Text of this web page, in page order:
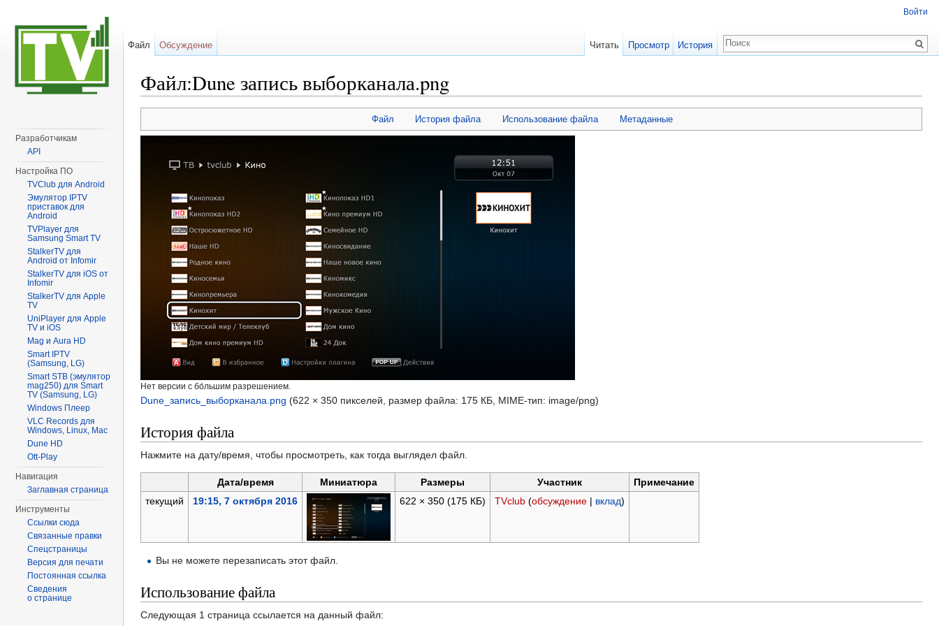
Файл:Dune запись выборканала.png
Файл История файла Использование файла Метаданные
Нет версии с бо́льшим разрешением.
Dune_запись_выборканала.png (622 × 350 пикселей, размер файла: 175 КБ, MIME-тип: image/png)
История файла
Нажмите на дату/время, чтобы просмотреть, как тогда выглядел файл.
Дата/время Миниатюра Размеры Участник
Примечание
текущий
19:15, 7 октября 2016 622 × 350 (175 КБ) TVclub (обсуждение| вклад)
Вы не можете перезаписать этот файл.
Использование файла
Следующая 1 страница ссылается на данный файл:
Войти
Файл Обсуждение Читать Просмотр История
Разработчикам
API
Настройка ПО
TVClub для Android
Эмулятор IPTV
приставок для
Android
TVPlayer для
Samsung Smart TV
StalkerTV для
Android от Infomir
StalkerTV для iOS от
Infomir
StalkerTV для Apple
TV
UniPlayer для Apple
TV и iOS
Mag и Aura HD
Smart IPTV
(Samsung, LG)
Smart STB (эмулятор
mag250) для Smart
TV (Samsung, LG)
Windows Плеер
VLC Records для
Windows, Linux, Mac
Dune HD
Ott-Play
Навигация
Заглавная страница
Инструменты
Ссылки сюда
Связанные правки
Спецстраницы
Версия для печати
Постоянная ссылка
Сведения
о странице